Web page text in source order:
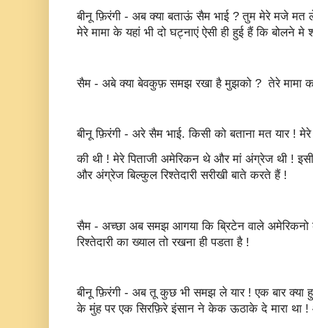
बीनू फ़िरंगी - अब क्या बताऊं सैम भाई ? तुम मेरे मजे मत
मेरे मामा के यहां भी दो घट्नाएं ऐसी ही हुई हैं कि बोलने मे
सैम - अबे क्या बेवकुफ़ समझ रखा है मुझको ? तेरे मामा
बीनू फ़िरंगी - अरे सैम भाई. किसी को बताना मत यार !
की थी ! मेरे पिताजी अमेरिकन थे और मां अंग्रेज थी !
और अंग्रेज बिल्कुल रिश्तेदारी सरीखी बाते करते हैं !
सैम - अच्छा अब समझ आगया कि ब्रिटेन वाले
रिश्तेदारी का ख्याल तो रखना ही पडता है !
बीनू फ़िरंगी - अब तू कुछ भी समझ ले यार ! एक बार क्या
के मुंह पर एक सिरफ़िरे इंसान ने केक ऊठाके दे मारा था !